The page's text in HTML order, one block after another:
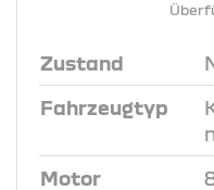
Zustand
Fahrzeugtyp
Motor